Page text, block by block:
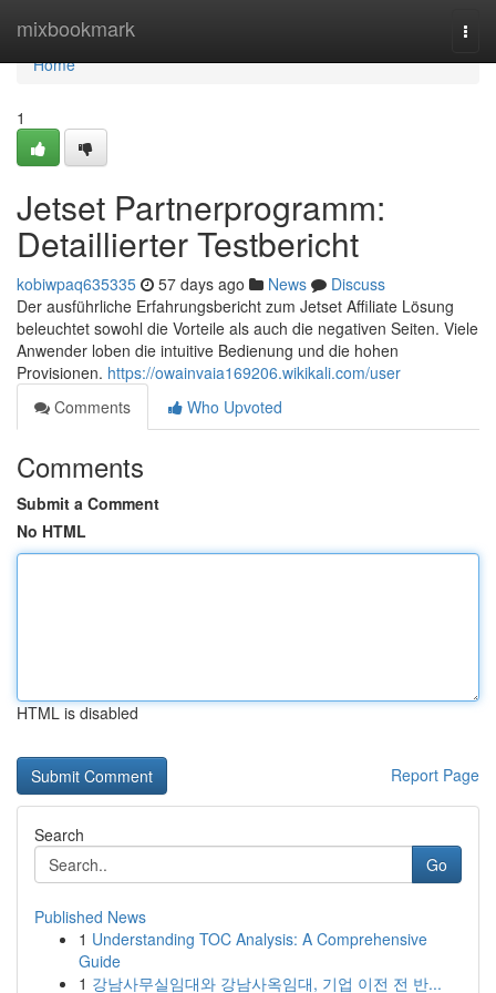
mixbookmark
Home
Home
1
Jetset Partnerprogramm:
Detaillierter Testbericht
kobiwpaq635335 57 days ago News
Discuss
Der ausführliche Erfahrungsbericht zum Jetset Affiliate Lösung
beleuchtet sowohl die Vorteile als auch die negativen Seiten. Viele
Anwender loben die intuitive Bedienung und die hohen
Provisionen. https://owainvaia169206.wikikali.com/user
Comments
Who Upvoted
Comments
Submit a Comment
No HTML
HTML is disabled
Report Page
Search
Go
Published News
1 Understanding TOC Analysis: A Comprehensive
Guide
1 강남사무실임대와 강남사옥임대, 기업 이전 전 반...